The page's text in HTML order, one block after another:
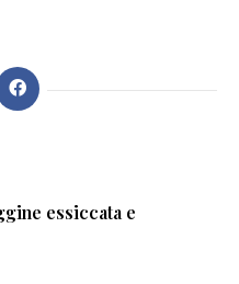
essiccata e